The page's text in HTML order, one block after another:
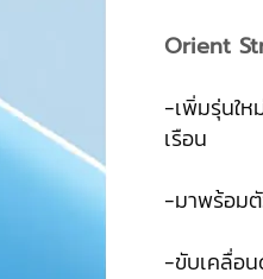
Orient
-เพิ่มรุ่นใ
เรือน
-มาพร้อมตั
-ขับเคลื่อน